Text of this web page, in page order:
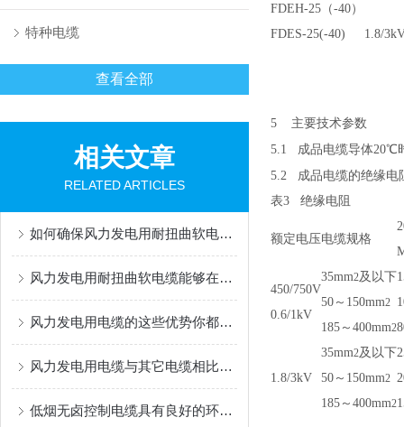
特种电缆
查看全部
相关文章
RELATED ARTICLES
如何确保风力发电用耐扭曲软电缆长期可靠运行？
风力发电用耐扭曲软电缆能够在设备运转时承受一定的扭转力
风力发电用电缆的这些优势你都了解过吗？
风力发电用电缆与其它电缆相比的优势
低烟无卤控制电缆具有良好的环保性能
FDEH-25 （-40）
FDES-25(-40)
1.8/
5
主要技术参数
5.1
成品电缆导体20℃
5.2
成品电缆的绝缘电
表3 绝缘电阻
额定电压电缆规格
450/750V
0.6/1kV
35mm2及以下
50 ～ 150mm2
185 ～ 400mm2
1.8/3kV
35mm2及以下
50 ～ 150mm2
185 ～ 400mm2